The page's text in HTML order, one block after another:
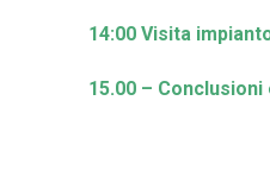
14:00 Visita
15.00 – Conclusioni